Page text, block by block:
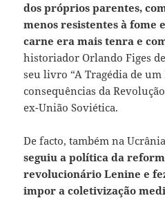
dos próprios parentes,
menos resistentes à fome
carne era mais tenra e
historiador Orlando Figes
seu livro “A Tragédia de um
consequências da
ex-União Soviética.
De facto, também na Ucrânia
seguiu a política da
revolucionário Lenine e
impor a coletivização